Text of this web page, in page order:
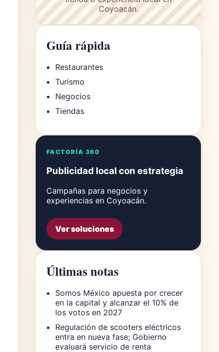
Coyoacán.
Guía rápida
Restaurantes
Turismo
Negocios
Tiendas
FACTORÍA 360
Publicidad local con estrategia
Campañas para negocios y
experiencias en Coyoacán.
Ver soluciones
Últimas notas
Somos México apuesta por crecer
en la capital y alcanzar el 10% de
los votos en 2027
Regulación de scooters eléctricos
entra en nueva fase; Gobierno
evaluará servicio de renta